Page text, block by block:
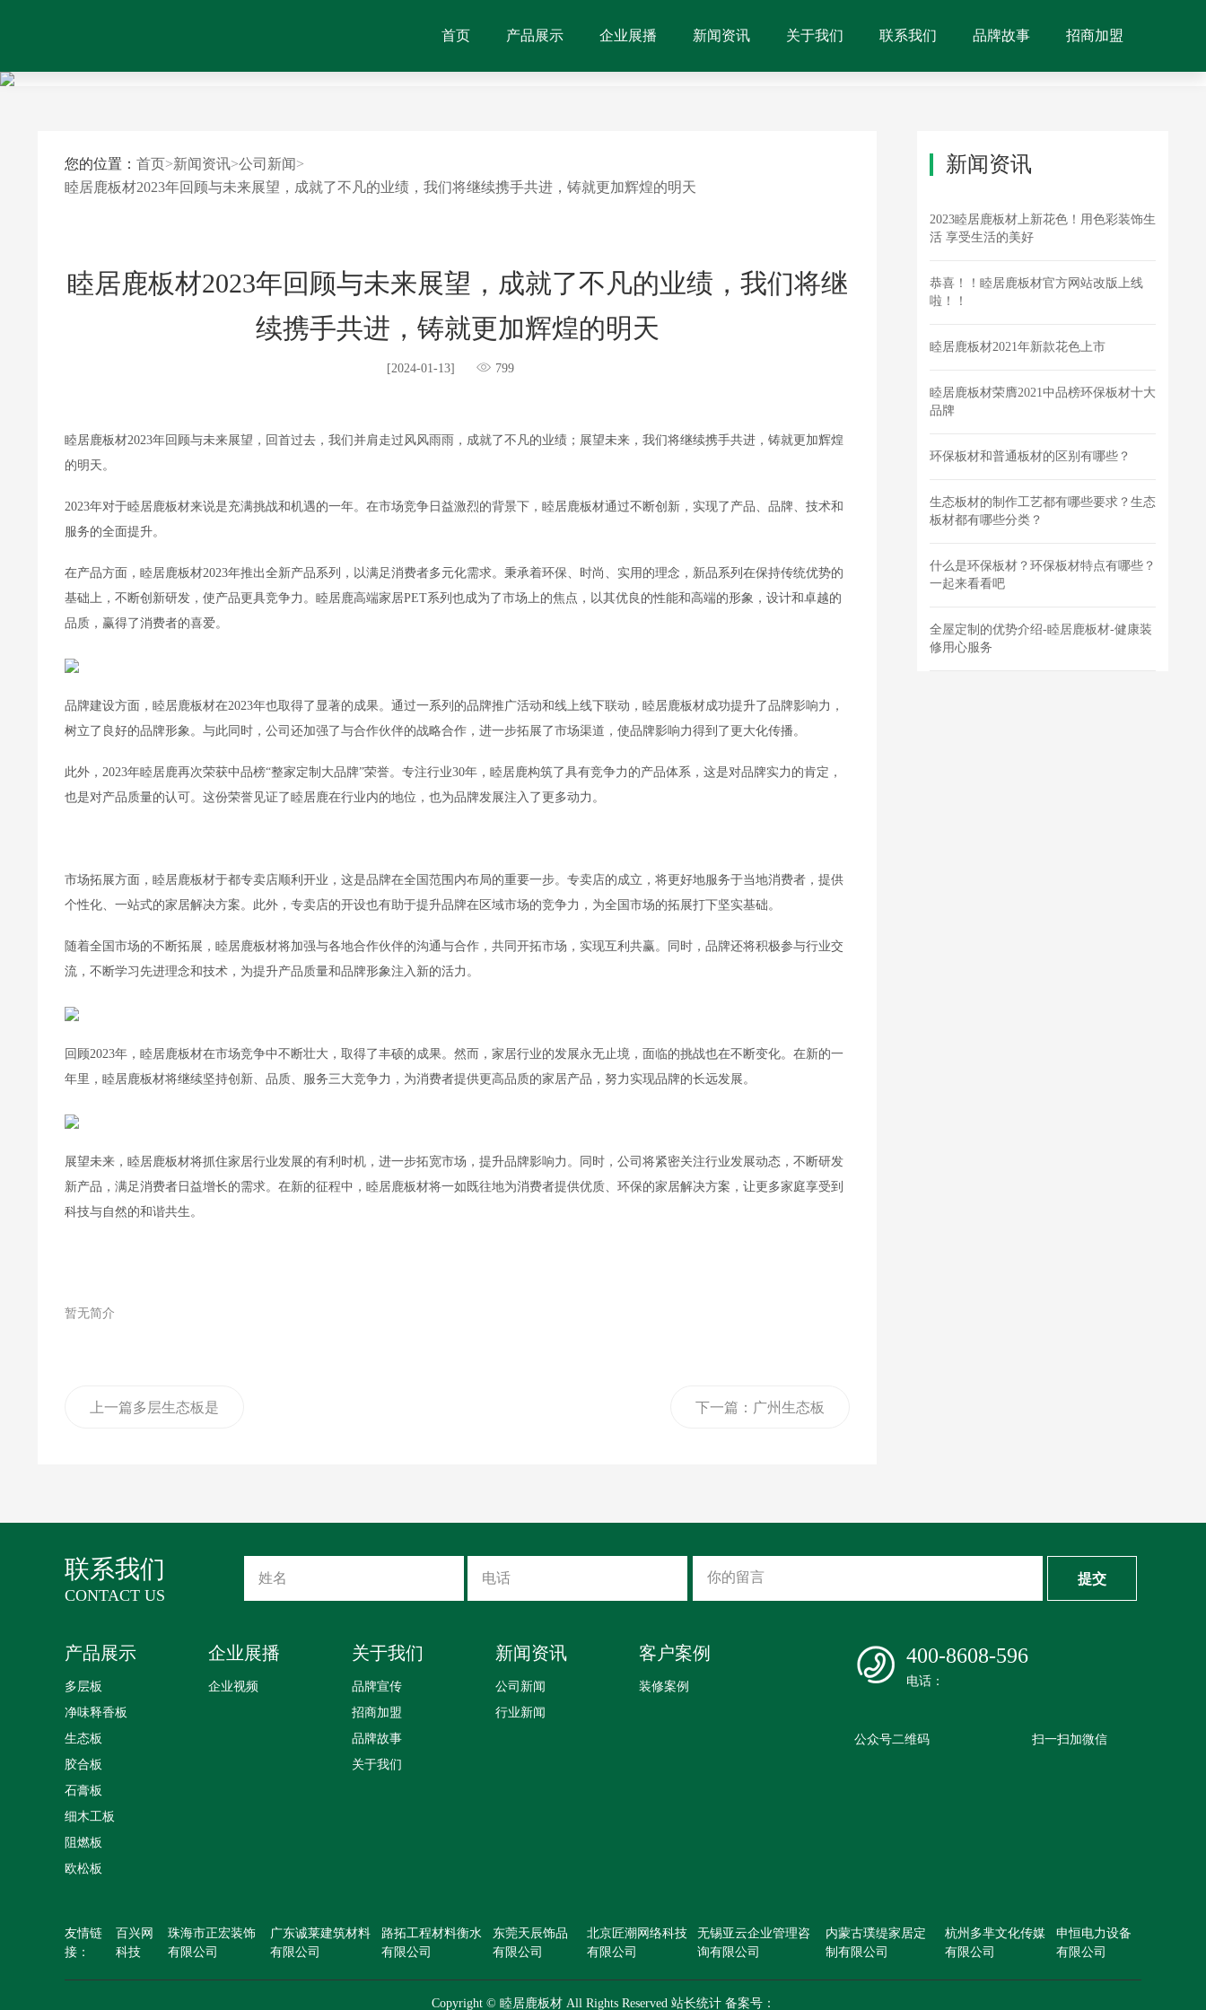
首页 产品展示 企业展播 新闻资讯 关于我们 联系我们 品牌故事 招商加盟
您的位置： 首页>新闻资讯>公司新闻>
睦居鹿板材2023年回顾与未来展望，成就了不凡的业绩，我们将继续携手共进，铸就更加辉煌的明天
睦居鹿板材2023年回顾与未来展望，成就了不凡的业绩，我们将继
续携手共进，铸就更加辉煌的明天
[2024-01-13] 799
睦居鹿板材2023年回顾与未来展望，回首过去，我们并肩走过风风雨雨，成就了不凡的业绩；展望未来，我们将继续携手共进，铸就更加辉煌
的明天。
2023年对于睦居鹿板材来说是充满挑战和机遇的一年。在市场竞争日益激烈的背景下，睦居鹿板材通过不断创新，实现了产品、品牌、技术和
服务的全面提升。
在产品方面，睦居鹿板材2023年推出全新产品系列，以满足消费者多元化需求。秉承着环保、时尚、实用的理念，新品系列在保持传统优势的
基础上，不断创新研发，使产品更具竞争力。睦居鹿高端家居PET系列也成为了市场上的焦点，以其优良的性能和高端的形象，设计和卓越的
品质，赢得了消费者的喜爱。
品牌建设方面，睦居鹿板材在2023年也取得了显著的成果。通过一系列的品牌推广活动和线上线下联动，睦居鹿板材成功提升了品牌影响力，
树立了良好的品牌形象。与此同时，公司还加强了与合作伙伴的战略合作，进一步拓展了市场渠道，使品牌影响力得到了更大化传播。
此外，2023年睦居鹿再次荣获中品榜“整家定制大品牌”荣誉。专注行业30年，睦居鹿构筑了具有竞争力的产品体系，这是对品牌实力的肯定，
也是对产品质量的认可。这份荣誉见证了睦居鹿在行业内的地位，也为品牌发展注入了更多动力。
市场拓展方面，睦居鹿板材于都专卖店顺利开业，这是品牌在全国范围内布局的重要一步。专卖店的成立，将更好地服务于当地消费者，提供
个性化、一站式的家居解决方案。此外，专卖店的开设也有助于提升品牌在区域市场的竞争力，为全国市场的拓展打下坚实基础。
随着全国市场的不断拓展，睦居鹿板材将加强与各地合作伙伴的沟通与合作，共同开拓市场，实现互利共赢。同时，品牌还将积极参与行业交
流，不断学习先进理念和技术，为提升产品质量和品牌形象注入新的活力。
回顾2023年，睦居鹿板材在市场竞争中不断壮大，取得了丰硕的成果。然而，家居行业的发展永无止境，面临的挑战也在不断变化。在新的一
年里，睦居鹿板材将继续坚持创新、品质、服务三大竞争力，为消费者提供更高品质的家居产品，努力实现品牌的长远发展。
展望未来，睦居鹿板材将抓住家居行业发展的有利时机，进一步拓宽市场，提升品牌影响力。同时，公司将紧密关注行业发展动态，不断研发
新产品，满足消费者日益增长的需求。在新的征程中，睦居鹿板材将一如既往地为消费者提供优质、环保的家居解决方案，让更多家庭享受到
科技与自然的和谐共生。
暂无简介
上一篇多层生态板是 下一篇： 广州生态板
新闻资讯
2023睦居鹿板材上新花色！用色彩装饰生
活 享受生活的美好
恭喜！！睦居鹿板材官方网站改版上线
啦！！
睦居鹿板材2021年新款花色上市
睦居鹿板材荣膺2021中品榜环保板材十大
品牌
环保板材和普通板材的区别有哪些？
生态板材的制作工艺都有哪些要求？生态
板材都有哪些分类？
什么是环保板材？环保板材特点有哪些？
一起来看看吧
全屋定制的优势介绍-睦居鹿板材-健康装
修用心服务
联系我们
CONTACT US
提交
产品展示
多层板
净味释香板
生态板
胶合板
石膏板
细木工板
阻燃板
欧松板
企业展播
企业视频
关于我们
品牌宣传
招商加盟
品牌故事
关于我们
新闻资讯
公司新闻
行业新闻
客户案例
装修案例
400-8608-596
电话：
公众号二维码 扫一扫加微信
友情链
接：
百兴网
科技
珠海市正宏装饰
有限公司
广东诚莱建筑材料
有限公司
路拓工程材料衡水
有限公司
东莞天辰饰品
有限公司
北京匠潮网络科技
有限公司
无锡亚云企业管理咨
询有限公司
内蒙古璞缇家居定
制有限公司
杭州多芈文化传媒
有限公司
申恒电力设备
有限公司
Copyright © 睦居鹿板材 All Rights Reserved 站长统计 备案号：